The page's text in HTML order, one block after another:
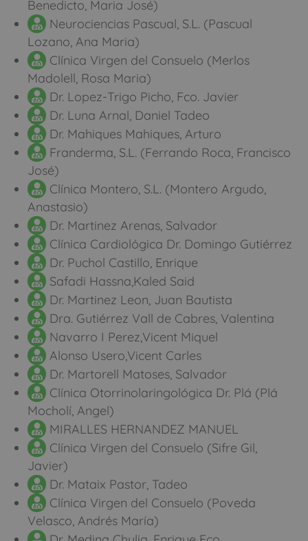
Benedicto, Maria José)
Neurociencias Pascual, S.L. (Pascual
Lozano, Ana Maria)
Clínica Virgen del Consuelo (Merlos
Madolell, Rosa Maria)
Dr. Lopez-Trigo Picho, Fco. Javier
Dr. Luna Arnal, Daniel Tadeo
Dr. Mahiques Mahiques, Arturo
Franderma, S.L. (Ferrando Roca, Francisco
José)
Clínica Montero, S.L. (Montero Argudo,
Anastasio)
Dr. Martinez Arenas, Salvador
Clínica Cardiológica Dr. Domingo Gutiérrez
Dr. Puchol Castillo, Enrique
Safadi Hassna,Kaled Said
Dr. Martinez Leon, Juan Bautista
Dra. Gutiérrez Vall de Cabres, Valentina
Navarro I Perez,Vicent Miquel
Alonso Usero,Vicent Carles
Dr. Martorell Matoses, Salvador
Clínica Otorrinolaringológica Dr. Plá (Plá
Mocholí, Angel)
MIRALLES HERNANDEZ MANUEL
Clínica Virgen del Consuelo (Sifre Gil,
Javier)
Dr. Mataix Pastor, Tadeo
Clínica Virgen del Consuelo (Poveda
Velasco, Andrés María)